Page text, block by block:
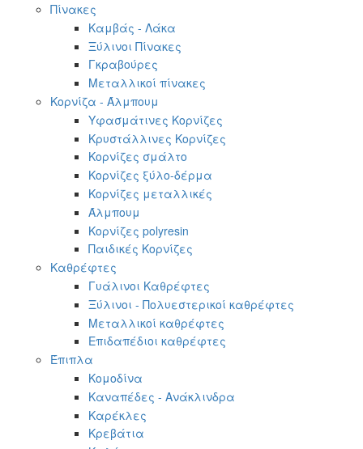
Πίνακες
Καμβάς - Λάκα
Ξύλινοι Πίνακες
Γκραβούρες
Μεταλλικοί πίνακες
Κορνίζα - Άλμπουμ
Υφασμάτινες Κορνίζες
Κρυστάλλινες Κορνίζες
Κορνίζες σμάλτο
Κορνίζες ξύλο-δέρμα
Κορνίζες μεταλλικές
Άλμπουμ
Κορνίζες polyresin
Παιδικές Κορνίζες
Καθρέφτες
Γυάλινοι Καθρέφτες
Ξύλινοι - Πολυεστερικοί καθρέφτες
Μεταλλικοί καθρέφτες
Επιδαπέδιοι καθρέφτες
Έπιπλα
Κομοδίνα
Καναπέδες - Ανάκλινδρα
Καρέκλες
Κρεβάτια